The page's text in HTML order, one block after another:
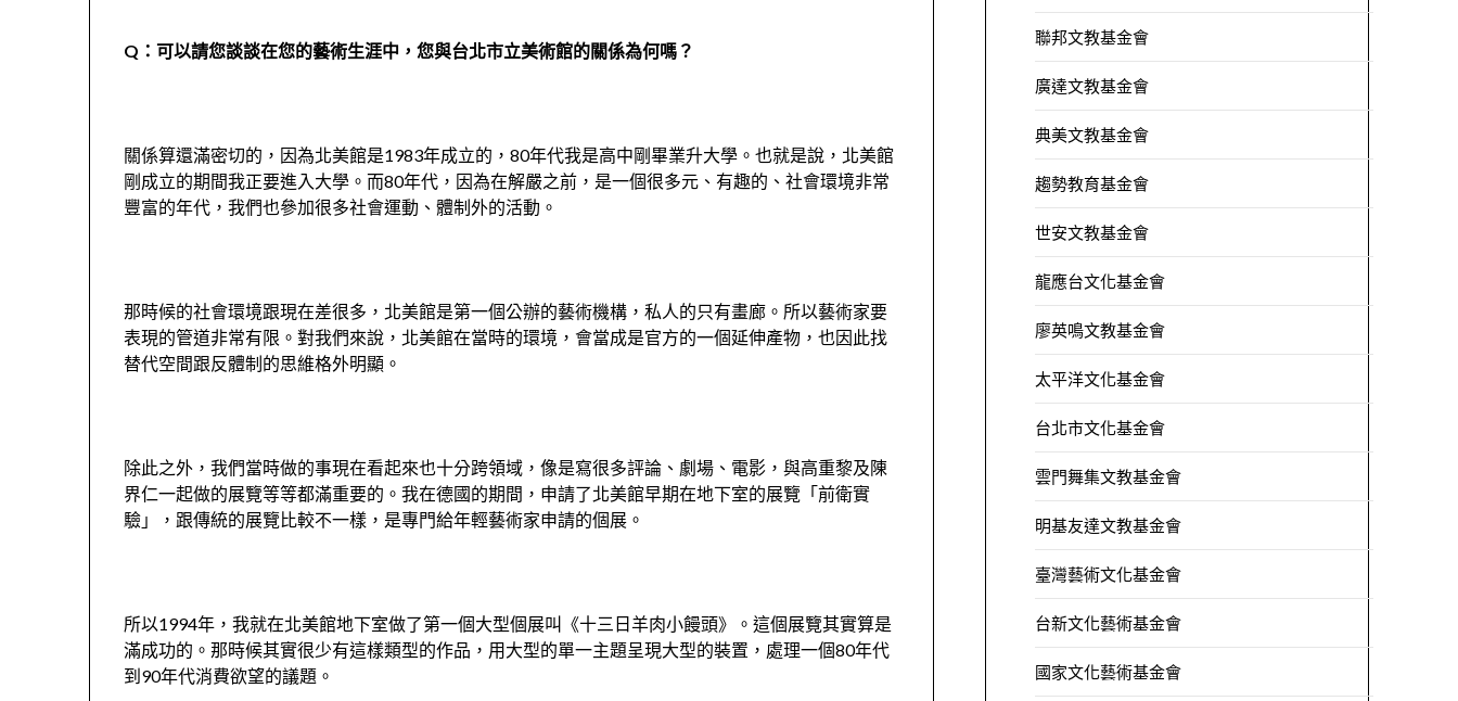
Q：可以請您談談在您的藝術生涯中，您與台北市立美術館的關係為何嗎？
關係算還滿密切的，因為北美館是1983年成立的，80年代我是高中剛畢業升大學。也就是說，北美館
剛成立的期間我正要進入大學。而80年代，因為在解嚴之前，是一個很多元、有趣的、社會環境非常
豐富的年代，我們也參加很多社會運動、體制外的活動。
那時候的社會環境跟現在差很多，北美館是第一個公辦的藝術機構，私人的只有畫廊。所以藝術家要
表現的管道非常有限。對我們來說，北美館在當時的環境，會當成是官方的一個延伸產物，也因此找
替代空間跟反體制的思維格外明顯。
除此之外，我們當時做的事現在看起來也十分跨領域，像是寫很多評論、劇場、電影，與高重黎及陳
界仁一起做的展覽等等都滿重要的。我在德國的期間，申請了北美館早期在地下室的展覽「前衛實
驗」，跟傳統的展覽比較不一樣，是專門給年輕藝術家申請的個展。
所以1994年，我就在北美館地下室做了第一個大型個展叫《十三日羊肉小饅頭》。這個展覽其實算是
滿成功的。那時候其實很少有這樣類型的作品，用大型的單一主題呈現大型的裝置，處理一個80年代
到 90年代消費欲望的議題。
聯邦文教基金會
廣達文教基金會
典美文教基金會
趨勢教育基金會
世安文教基金會
龍應台文化基金會
廖英鳴文教基金會
太平洋文化基金會
台北市文化基金會
雲門舞集文教基金會
明基友達文教基金會
臺灣藝術文化基金會
台新文化藝術基金會
國家文化藝術基金會